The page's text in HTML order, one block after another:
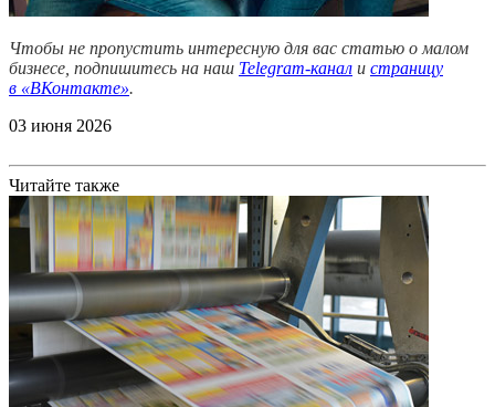
Чтобы не пропустить интересную для вас статью о малом
бизнесе, подпишитесь на наш Telegram-канал и страницу
в «ВКонтакте».
03 июня 2026
Читайте также